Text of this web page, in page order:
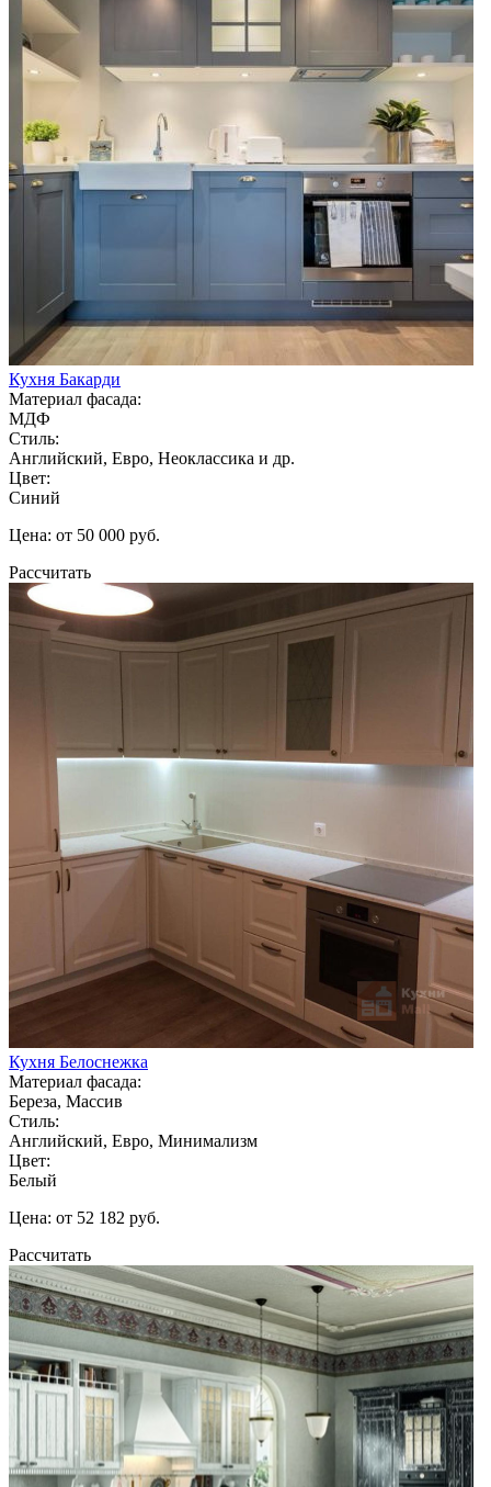
Кухня Бакарди
Материал фасада:
МДФ
Стиль:
Английский, Евро, Неоклассика и др.
Цвет:
Синий
Цена: от 50 000 руб.
Рассчитать
Кухня Белоснежка
Материал фасада:
Береза, Массив
Стиль:
Английский, Евро, Минимализм
Цвет:
Белый
Цена: от 52 182 руб.
Рассчитать